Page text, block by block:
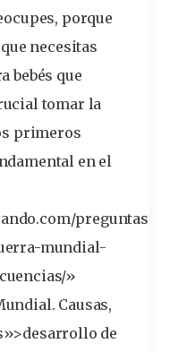
porque
necesitas
bebés que
tomar la
primeros
en el
preguntas-
mundial-
»
Causas,
de